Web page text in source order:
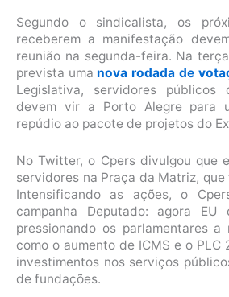
Segundo o sindicalista, os
receberem a manifestação
reunião na segunda-feira. Na
prevista uma nova rodada de
Legislativa, servidores
devem vir a Porto Alegre para
repúdio ao pacote de projetos do
No Twitter, o Cpers divulgou que
servidores na Praça da Matriz,
Intensificando as ações, o
campanha Deputado: agora
pressionando os parlamentares a
como o aumento de ICMS e o PLC
investimentos nos serviços
de fundações.